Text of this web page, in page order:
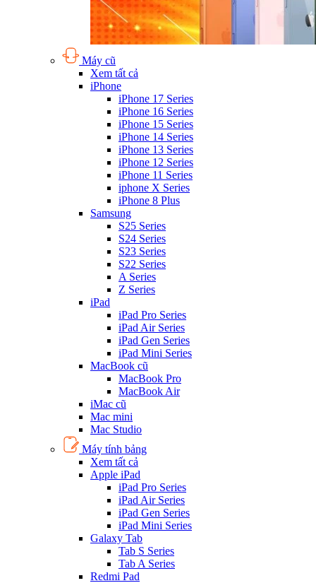
Máy cũ
Xem tất cả
iPhone
iPhone 17 Series
iPhone 16 Series
iPhone 15 Series
iPhone 14 Series
iPhone 13 Series
iPhone 12 Series
iPhone 11 Series
iphone X Series
iPhone 8 Plus
Samsung
S25 Series
S24 Series
S23 Series
S22 Series
A Series
Z Series
iPad
iPad Pro Series
iPad Air Series
iPad Gen Series
iPad Mini Series
MacBook cũ
MacBook Pro
MacBook Air
iMac cũ
Mac mini
Mac Studio
Máy tính bảng
Xem tất cả
Apple iPad
iPad Pro Series
iPad Air Series
iPad Gen Series
iPad Mini Series
Galaxy Tab
Tab S Series
Tab A Series
Redmi Pad